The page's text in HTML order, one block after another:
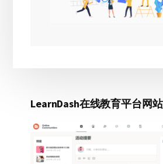
LearnDash在线教育平台网